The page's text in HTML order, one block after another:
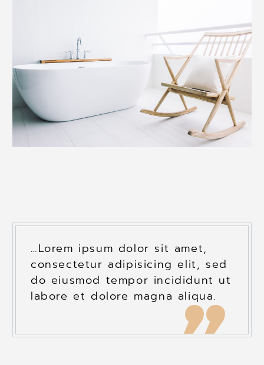
…Lorem ipsum dolor sit amet,
consectetur adipisicing elit, sed
do eiusmod tempor incididunt ut
labore et dolore magna aliqua.